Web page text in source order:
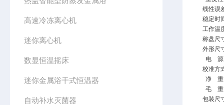
高速冷冻离心机
迷你离心机
数显恒温摇床
迷你金属浴干式恒温器
自动补水灭菌器
线性误
稳定时
工作温
称盘尺
外形尺
电 源
校准方
净 重
毛 重
包装尺